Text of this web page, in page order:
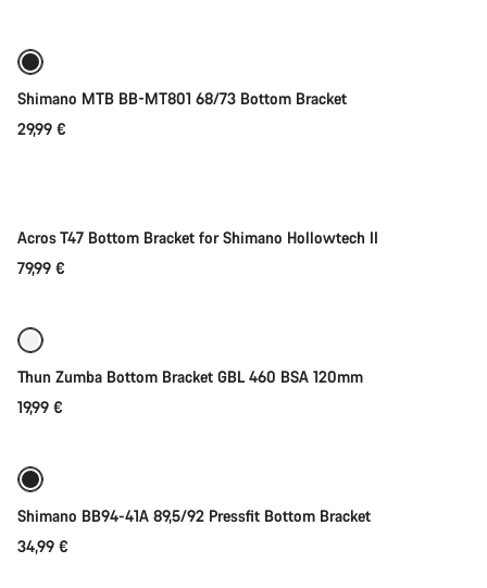
Shimano MTB BB-MT801 68/73 Bottom Bracket
29,99 €
Acros T47 Bottom Bracket for Shimano Hollowtech II
79,99 €
Thun Zumba Bottom Bracket GBL 460 BSA 120mm
19,99 €
Shimano BB94-41A 89,5/92 Pressfit Bottom Bracket
34,99 €